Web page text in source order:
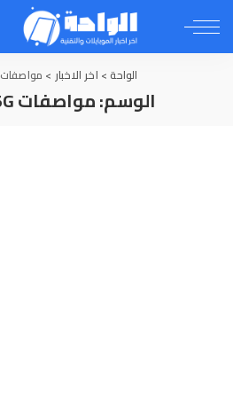
الواحة > اخر الاخبار > مواصفات Oppo A78 5G
الوسم:مواصفات Oppo A78 5G